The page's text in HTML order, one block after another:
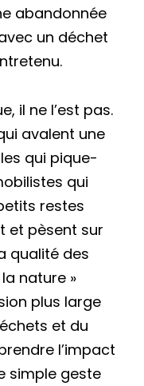
abandonnée
un déchet
il ne l’est pas.
avalent une
qui pique-
qui
restes
et pèsent sur
qualité des
nature »
plus large
et du
l’impact
simple geste